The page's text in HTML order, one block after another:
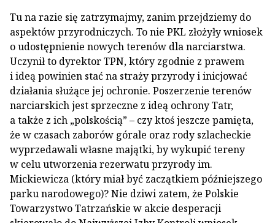
Tu na razie się zatrzymajmy, zanim przejdziemy do
aspektów przyrodniczych. To nie PKL złożyły wniosek
o udostępnienie nowych terenów dla narciarstwa.
Uczynił to dyrektor TPN, który zgodnie z prawem
i ideą powinien stać na straży przyrody i inicjować
działania służące jej ochronie. Poszerzenie terenów
narciarskich jest sprzeczne z ideą ochrony Tatr,
a także z ich „polskością” – czy ktoś jeszcze pamięta,
że w czasach zaborów górale oraz rody szlacheckie
wyprzedawali własne majątki, by wykupić tereny
w celu utworzenia rezerwatu przyrody im.
Mickiewicza (który miał być zaczątkiem późniejszego
parku narodowego)? Nie dziwi zatem, że Polskie
Towarzystwo Tatrzańskie w akcie desperacji